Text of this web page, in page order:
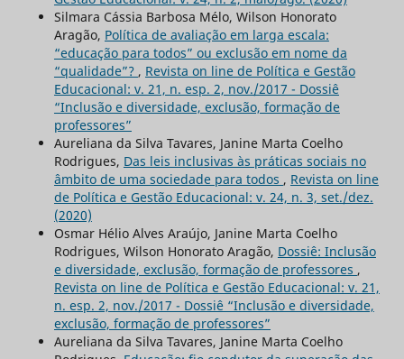
Silmara Cássia Barbosa Mélo, Wilson Honorato
Aragão, Política de avaliação em larga escala:
“educação para todos” ou exclusão em nome da
“qualidade”? , Revista on line de Política e Gestão
Educacional: v. 21, n. esp. 2, nov./2017 - Dossiê
“Inclusão e diversidade, exclusão, formação de
professores”
Aureliana da Silva Tavares, Janine Marta Coelho
Rodrigues, Das leis inclusivas às práticas sociais no
âmbito de uma sociedade para todos , Revista on line
de Política e Gestão Educacional: v. 24, n. 3, set./dez.
(2020)
Osmar Hélio Alves Araújo, Janine Marta Coelho
Rodrigues, Wilson Honorato Aragão, Dossiê: Inclusão
e diversidade, exclusão, formação de professores ,
Revista on line de Política e Gestão Educacional: v. 21,
n. esp. 2, nov./2017 - Dossiê “Inclusão e diversidade,
exclusão, formação de professores”
Aureliana da Silva Tavares, Janine Marta Coelho